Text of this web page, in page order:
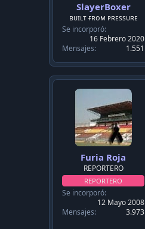
SlayerBoxer
ʙᴜɪʟᴛ ғʀᴏᴍ ᴘʀᴇssᴜʀᴇ
Se incorporó
16 Febrero 2020
Mensajes
1.551
Furia Roja
REPORTERO
REPORTERO
Se incorporó
12 Mayo 2008
Mensajes
3.973